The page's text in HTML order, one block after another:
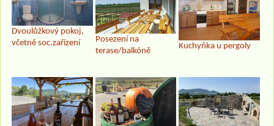
Dvoulůžkový pokoj,
včetně soc.zařízení
Posezení na
terase/balkóně
Kuchyňka u pergoly